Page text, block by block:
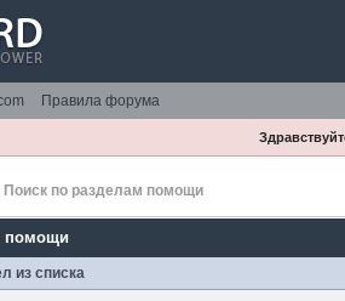
Правила форума
Поиск по разделам помощи
помощи
из списка